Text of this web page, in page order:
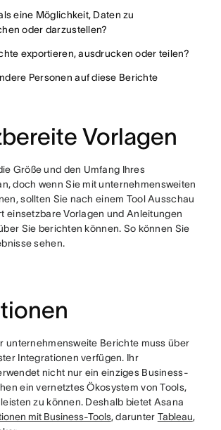
eine Möglichkeit, Daten zu
oder darzustellen?
exportieren, ausdrucken oder teilen?
Personen auf diese Berichte
Vorlagen
Größe und den Umfang Ihres
doch wenn Sie mit unternehmensweiten
sollten Sie nach einem Tool Ausschau
einsetzbare Vorlagen und Anleitungen
Sie berichten können. So können Sie
sehen.
unternehmensweite Berichte muss über
Integrationen verfügen. Ihr
nicht nur ein einziges Business-
ein vernetztes Ökosystem von Tools,
zu können. Deshalb bietet Asana
mit Business-Tools, darunter Tableau,